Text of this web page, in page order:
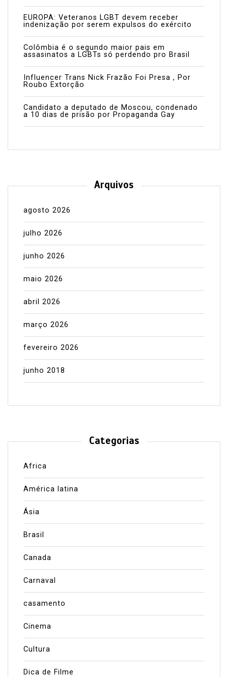
EUROPA: Veteranos LGBT devem receber
indenização por serem expulsos do exército
Colômbia é o segundo maior pais em
assasinatos a LGBTs só perdendo pro Brasil
Influencer Trans Nick Frazão Foi Presa , Por
Roubo Extorção
Candidato a deputado de Moscou, condenado
a 10 dias de prisão por Propaganda Gay
Arquivos
agosto 2026
julho 2026
junho 2026
maio 2026
abril 2026
março 2026
fevereiro 2026
junho 2018
Categorias
Africa
América latina
Ásia
Brasil
Canada
Carnaval
casamento
Cinema
Cultura
Dica de Filme